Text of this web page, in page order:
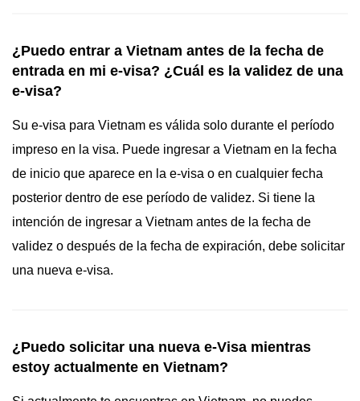
¿Puedo entrar a Vietnam antes de la fecha de
entrada en mi e-visa? ¿Cuál es la validez de una
e-visa?
Su e-visa para Vietnam es válida solo durante el período
impreso en la visa. Puede ingresar a Vietnam en la fecha
de inicio que aparece en la e-visa o en cualquier fecha
posterior dentro de ese período de validez. Si tiene la
intención de ingresar a Vietnam antes de la fecha de
validez o después de la fecha de expiración, debe solicitar
una nueva e-visa.
¿Puedo solicitar una nueva e-Visa mientras
estoy actualmente en Vietnam?